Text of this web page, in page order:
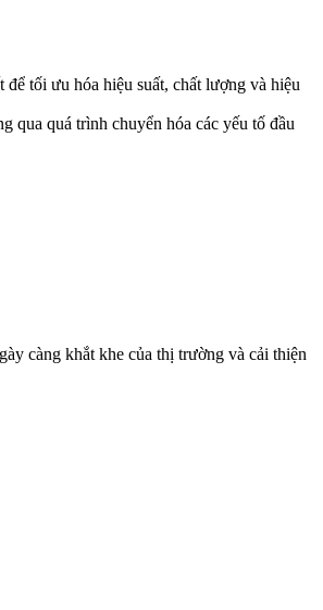
tối ưu hóa hiệu suất, chất lượng và hiệu
qua quá trình chuyển hóa các yếu tố đầu
càng khắt khe của thị trường và cải thiện